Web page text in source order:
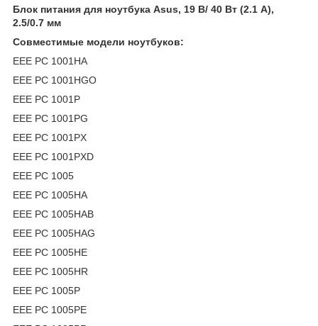
Блок питания для ноутбука Asus, 19 В/ 40 Вт (2.1 А),
2.5/0.7 мм
Совместимые модели ноутбуков:
EEE PC 1001HA
EEE PC 1001HGO
EEE PC 1001P
EEE PC 1001PG
EEE PC 1001PX
EEE PC 1001PXD
EEE PC 1005
EEE PC 1005HA
EEE PC 1005HAB
EEE PC 1005HAG
EEE PC 1005HE
EEE PC 1005HR
EEE PC 1005P
EEE PC 1005PE